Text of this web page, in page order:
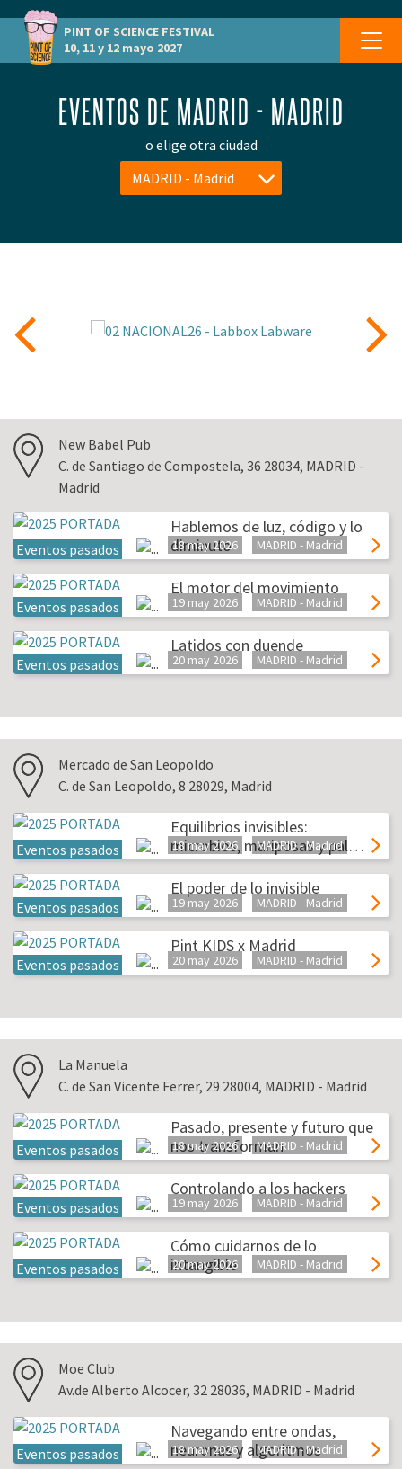
PINT OF SCIENCE FESTIVAL
10, 11 y 12 mayo 2027
EVENTOS DE MADRID - MADRID
o elige otra ciudad
MADRID - Madrid
New Babel Pub
C. de Santiago de Compostela, 36 28034, MADRID -
Madrid
Eventos pasados
Hablemos de luz, código y lo
diminuto
18 may 2026 MADRID - Madrid
Eventos pasados
El motor del movimiento
19 may 2026 MADRID - Madrid
Eventos pasados
Latidos con duende
20 may 2026 MADRID - Madrid
Mercado de San Leopoldo
C. de San Leopoldo, 8 28029, Madrid
Eventos pasados
Equilibrios invisibles:
microbios, mariposas y pal…
18 may 2026 MADRID - Madrid
Eventos pasados
El poder de lo invisible
19 may 2026 MADRID - Madrid
Eventos pasados
Pint KIDS x Madrid
20 may 2026 MADRID - Madrid
La Manuela
C. de San Vicente Ferrer, 29 28004, MADRID - Madrid
Eventos pasados
Pasado, presente y futuro que
nos transforman
18 may 2026 MADRID - Madrid
Eventos pasados
Controlando a los hackers
19 may 2026 MADRID - Madrid
Eventos pasados
Cómo cuidarnos de lo
intangible
20 may 2026 MADRID - Madrid
Moe Club
Av.de Alberto Alcocer, 32 28036, MADRID - Madrid
Eventos pasados
Navegando entre ondas,
neuronas y algoritmos
18 may 2026 MADRID - Madrid